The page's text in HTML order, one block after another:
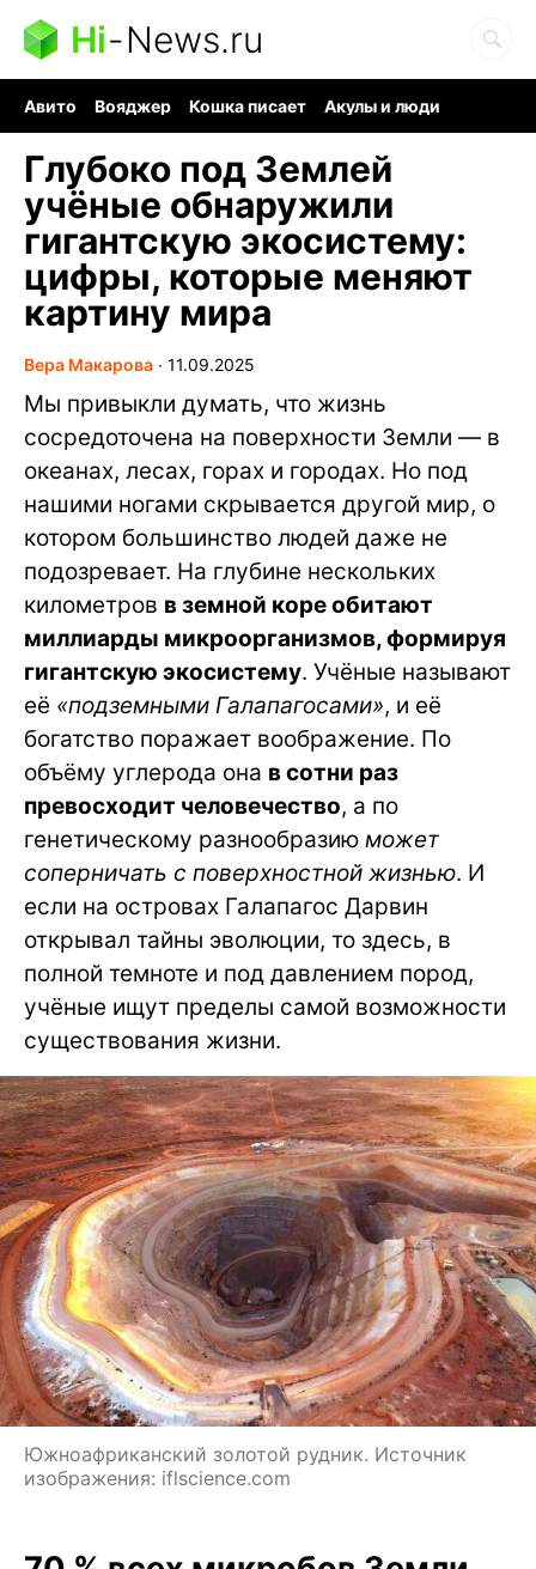
Hi-News.ru
Авито Вояджер Кошка писает
Акулы и люди
Глубоко под Землей
учёные обнаружили
гигантскую экосистему:
цифры, которые меняют
картину мира
Вера Макарова ∙ 11.09.2025
Мы привыкли думать, что жизнь
сосредоточена на поверхности Земли — в
океанах, лесах, горах и городах. Но под
нашими ногами скрывается другой мир, о
котором большинство людей даже не
подозревает. На глубине нескольких
километров в земной коре обитают
миллиарды микроорганизмов, формируя
гигантскую экосистему. Учёные называют
её «подземными Галапагосами», и её
богатство поражает воображение. По
объёму углерода она в сотни раз
превосходит человечество, а по
генетическому разнообразию может
соперничать с поверхностной жизнью. И
если на островах Галапагос Дарвин
открывал тайны эволюции, то здесь, в
полной темноте и под давлением пород,
учёные ищут пределы самой возможности
существования жизни.
Южноафриканский золотой рудник. Источник
изображения: iflscience.com